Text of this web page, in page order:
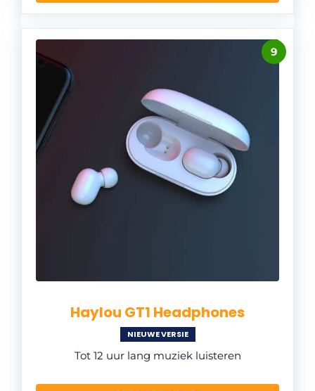
9
Haylou GT1 Headphones
NIEUWE VERSIE
Tot 12 uur lang muziek luisteren